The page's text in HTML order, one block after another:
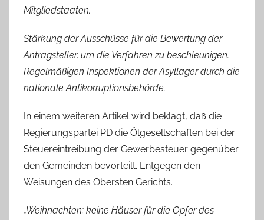
Mitgliedstaaten.
Stärkung der Ausschüsse für die Bewertung der
Antragsteller, um die Verfahren zu beschleunigen.
Regelmäßigen Inspektionen der Asyllager durch die
nationale Antikorruptionsbehörde.
In einem weiteren Artikel wird beklagt, daß die
Regierungspartei PD die Ölgesellschaften bei der
Steuereintreibung der Gewerbesteuer gegenüber
den Gemeinden bevorteilt. Entgegen den
Weisungen des Obersten Gerichts.
„Weihnachten: keine Häuser für die Opfer des